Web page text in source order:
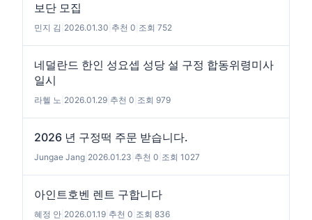
보단 모집
민지 김 2026.01.30 추천 0 조회 752
네덜란드 한인 성요셉 성당 설 구정 합동위령미사
일시
라헬 노 2026.01.29 추천 0 조회 979
2026 년 구정떡 주문 받습니다.
Jungae Jang 2026.01.23 추천 0 조회 1027
아인트호벤 렌트 구합니다
혜정 안 2026.01.19 추천 0 조회 836